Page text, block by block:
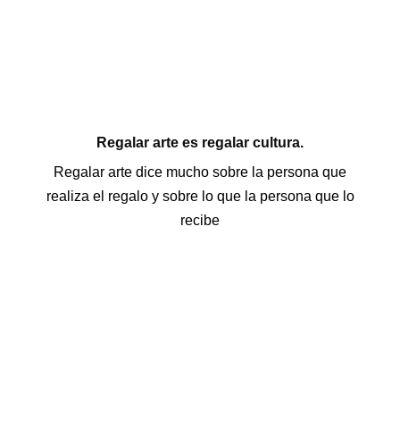
Regalar arte es regalar cultura.
Regalar arte dice mucho sobre la persona que
realiza el regalo y sobre lo que la persona que lo
recibe